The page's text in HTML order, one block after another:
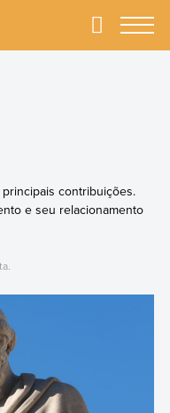
Primary
contribuições.
e seu relacionamento